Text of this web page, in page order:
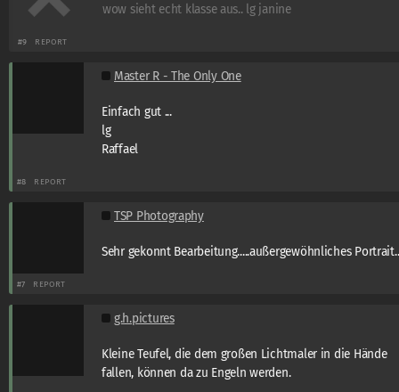
wow sieht echt klasse aus.. lg janine
#9 REPORT
Master R - The Only One
Einfach gut ...
lg
Raffael
#8 REPORT
TSP Photography
Sehr gekonnt Bearbeitung.....außergewöhnliches
#7 REPORT
g.h.pictures
Kleine Teufel, die dem großen Lichtmaler in die Hände
fallen, können da zu Engeln werden.